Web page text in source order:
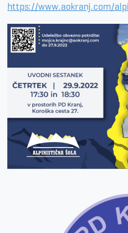
https://www.aokranj.com/